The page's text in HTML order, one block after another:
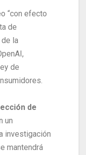
“con efecto
de
de la
de
de
un
investigación
mantendrá